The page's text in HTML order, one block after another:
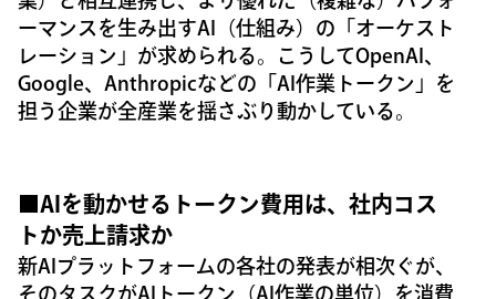
ーマンスを生み出すAI（仕組み）の「オーケスト
レーション」が求められる。こうしてOpenAI、
Google、Anthropicなどの「AI作業トークン」を
担う企業が全産業を揺さぶり動かしている。
■AIを動かせるトークン費用は、社内コス
トか売上請求か
新AIプラットフォームの各社の発表が相次ぐが、
そのタスクがAIトークン（AI作業の単位）を消費